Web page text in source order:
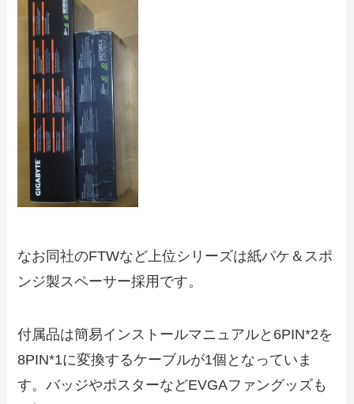
なお同社のFTWなど上位シリーズは紙パケ＆スポ
ンジ製スペーサー採用です。
付属品は簡易インストールマニュアルと6PIN*2を
8PIN*1に変換するケーブルが1個となっていま
す。バッジやポスターなどEVGAファングッズも